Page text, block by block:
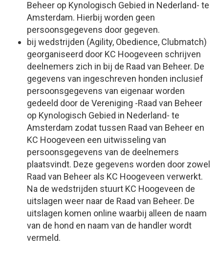
Beheer op Kynologisch Gebied in Nederland- te
Amsterdam. Hierbij worden geen
persoonsgegevens door gegeven.
bij wedstrijden (Agility, Obedience, Clubmatch)
georganiseerd door KC Hoogeveen schrijven
deelnemers zich in bij de Raad van Beheer. De
gegevens van ingeschreven honden inclusief
persoonsgegevens van eigenaar worden
gedeeld door de Vereniging -Raad van Beheer
op Kynologisch Gebied in Nederland- te
Amsterdam zodat tussen Raad van Beheer en
KC Hoogeveen een uitwisseling van
persoonsgegevens van de deelnemers
plaatsvindt. Deze gegevens worden door zowel
Raad van Beheer als KC Hoogeveen verwerkt.
Na de wedstrijden stuurt KC Hoogeveen de
uitslagen weer naar de Raad van Beheer. De
uitslagen komen online waarbij alleen de naam
van de hond en naam van de handler wordt
vermeld.